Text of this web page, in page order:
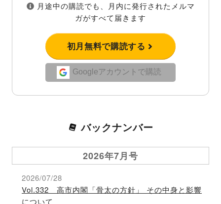
月途中の購読でも、月内に発行されたメルマ
ガがすべて届きます
初月無料で購読する
Googleアカウントで購読
バックナンバー
2026年7月号
2026/07/28
Vol.332 高市内閣「骨太の方針」 その中身と影響
について